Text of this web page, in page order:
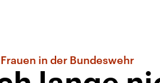
in der Bundeswehr